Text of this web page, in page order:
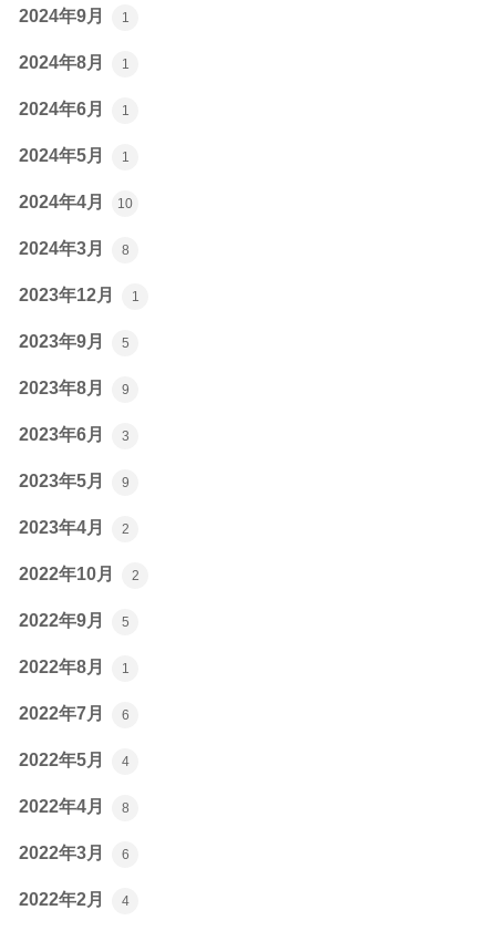
2024年9月 1
2024年8月 1
2024年6月 1
2024年5月 1
2024年4月 10
2024年3月 8
2023年12月 1
2023年9月 5
2023年8月 9
2023年6月 3
2023年5月 9
2023年4月 2
2022年10月 2
2022年9月 5
2022年8月 1
2022年7月 6
2022年5月 4
2022年4月 8
2022年3月 6
2022年2月 4